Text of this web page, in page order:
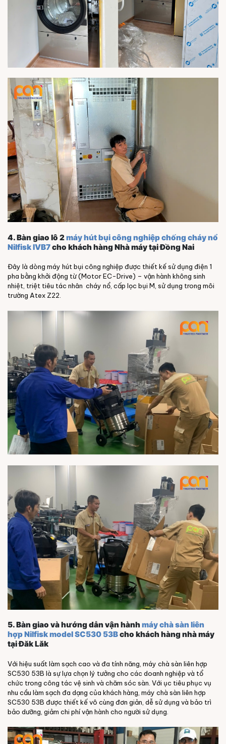
4. Bàn giao lô 2máy hút bụi công nghiệp chống cháy nổ
Nilfisk IVB7cho khách hàng Nhà máy tại Đồng Nai
Đây là dòng máy hút bụi công nghiệp được thiết kế sử dụng điện 1
pha bằng khởi động từ (Motor EC-Drive) – vận hành không sinh
nhiệt, triệt tiêu tác nhân cháy nổ, cấp lọc bụi M, sử dụng trong môi
trường Atex Z22.
5. Bàn giao và hướng dẫn vận hànhmáy chà sàn liên
hợp Nilfisk model SC530 53Bcho khách hàng nhà máy
tại Đăk Lăk
Với hiệu suất làm sạch cao và đa tính năng, máy chà sàn liên hợp
SC530 53B là sự lựa chọn lý tưởng cho các doanh nghiệp và tổ
chức trong công tác vệ sinh và chăm sóc sàn. Với ục tiêu phục vụ
nhu cầu làm sạch đa dạng của khách hàng, máy chà sàn liên hợp
SC530 53B được thiết kế vô cùng đơn giản, dễ sử dụng và bảo trì
bảo dưỡng, giảm chi phí vận hành cho người sử dụng.